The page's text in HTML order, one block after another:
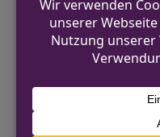
Ausblick
Die nächste
turnusgemäß
Westfalen die